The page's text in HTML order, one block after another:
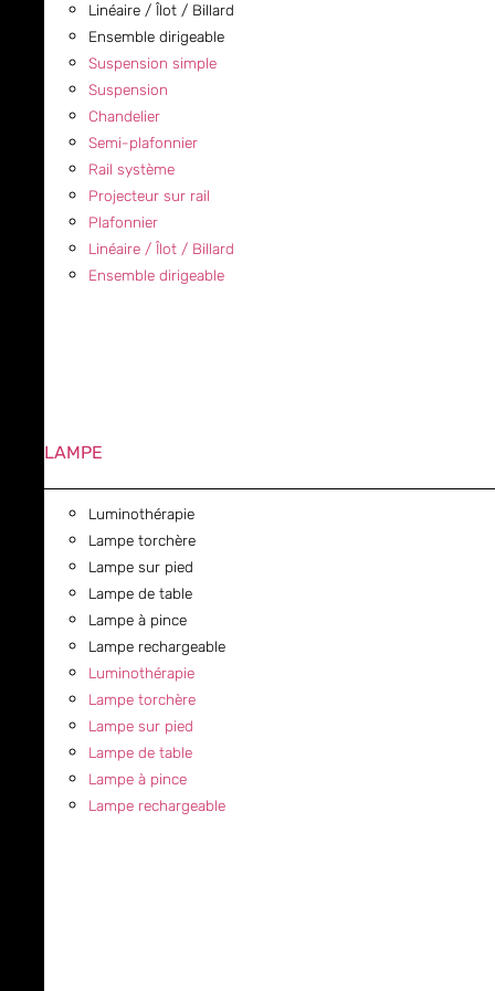
Linéaire / Îlot / Billard
Ensemble dirigeable
Suspension simple
Suspension
Chandelier
Semi-plafonnier
Rail système
Projecteur sur rail
Plafonnier
Linéaire / Îlot / Billard
Ensemble dirigeable
LAMPE
Luminothérapie
Lampe torchère
Lampe sur pied
Lampe de table
Lampe à pince
Lampe rechargeable
Luminothérapie
Lampe torchère
Lampe sur pied
Lampe de table
Lampe à pince
Lampe rechargeable